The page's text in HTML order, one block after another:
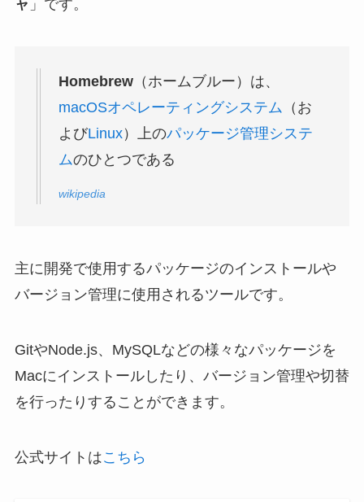
ャ 」です。
Homebrew（ホームブルー）は、
macOSオペレーティングシステム （お
よびLinux）上のパッケージ管理システ
ムのひとつである
wikipedia
主に開発で使用するパッケージのインストールや
バージョン管理に使用されるツールです。
GitやNode.js、MySQLなどの様々なパッケージを
Macにインストールしたり、バージョン管理や切替
を行ったりすることができます。
公式サイトはこちら